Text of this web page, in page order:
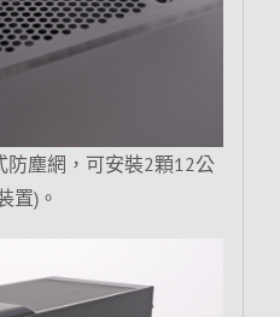
塵網，可安裝2顆12公
置)。